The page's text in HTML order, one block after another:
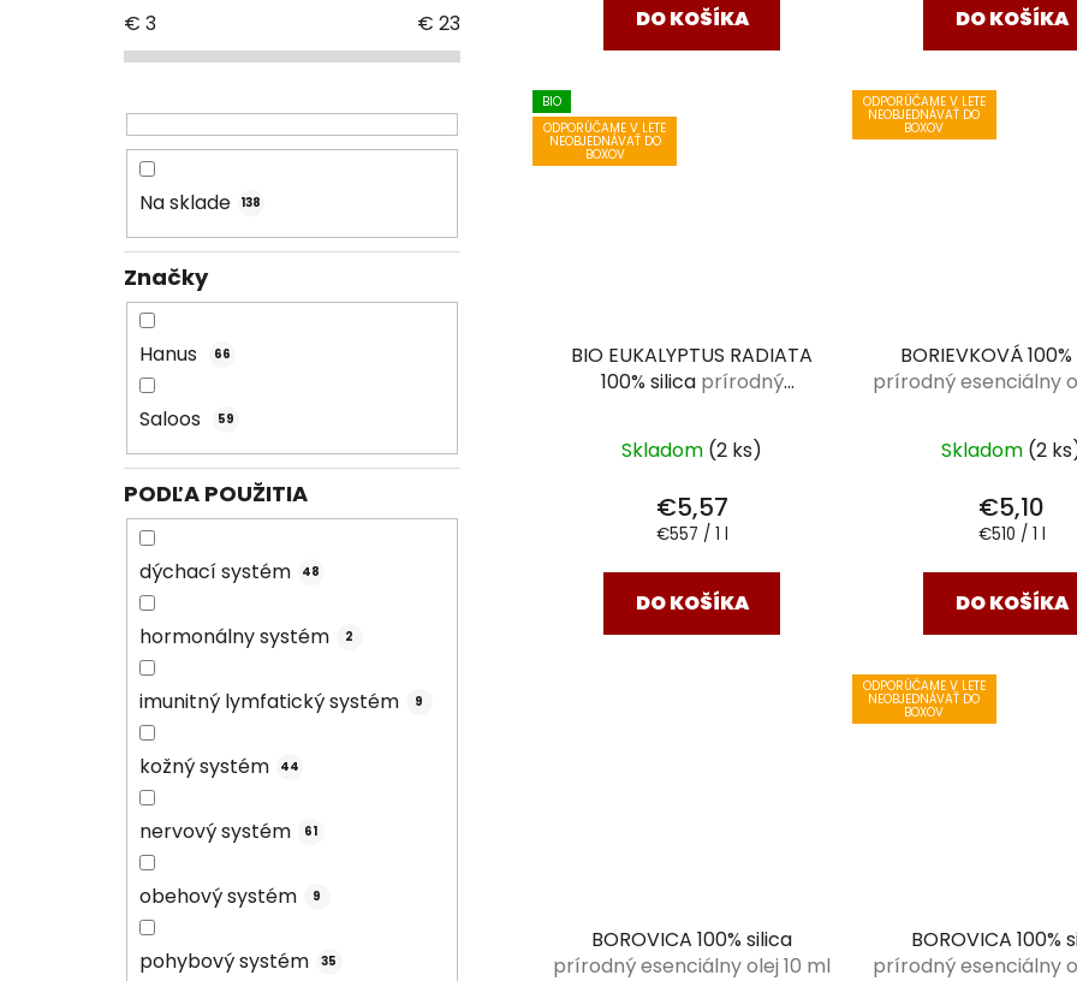
€ 3 € 23
Na sklade 138
Značky
Hanus 66
Saloos 59
PODĽA POUŽITIA
dýchací systém 48
hormonálny systém 2
imunitný lymfatický systém 9
kožný systém 44
nervový systém 61
obehový systém 9
pohybový systém 35
DO KOŠÍKA DO KOŠÍKA
BIO
ODPORÚČAME V LETE
NEOBJEDNÁVAŤ DO
BOXOV
BIO EUKALYPTUS RADIATA
100% silica prírodný
Skladom (2 ks)
€5,57
Jednotková
€557 / 1 l
DO KOŠÍKA
ODPORÚČAME V LETE
NEOBJEDNÁVAŤ DO
BOXOV
BORIEVKOVÁ
prírodný esenciálny
Skladom (2
€5,10
Jednotková
€510 / 1 l
DO KOŠÍKA
BOROVICA 100% silica
prírodný esenciálny olej 10 ml
ODPORÚČAME V LETE
NEOBJEDNÁVAŤ DO
BOXOV
BOROVICA 100%
prírodný esenciálny